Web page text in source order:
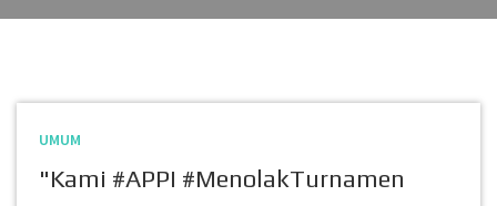
UMUM
"Kami #APPI #MenolakTurnamen